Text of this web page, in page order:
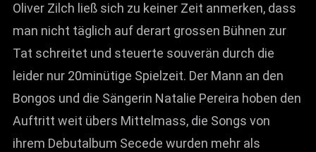
Oliver Zilch ließ sich zu keiner Zeit anmerken, dass
man nicht täglich auf derart grossen Bühnen zur
Tat schreitet und steuerte souverän durch die
leider nur 20minütige Spielzeit. Der Mann an den
Bongos und die Sängerin Natalie Pereira hoben den
Auftritt weit übers Mittelmass, die Songs von
ihrem Debutalbum Secede wurden mehr als